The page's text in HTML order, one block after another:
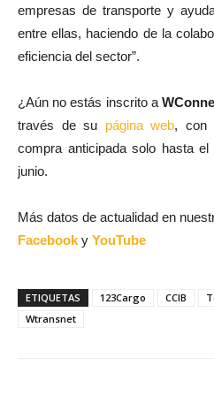
empresas de transporte y
entre ellas, haciendo de la
eficiencia del sector”.
¿Aún no estás inscrito a
través de su página web, con
compra anticipada solo hasta
junio.
Más datos de actualidad en
Facebook y YouTube
ETIQUETAS 123Cargo CCIB
Wtransnet